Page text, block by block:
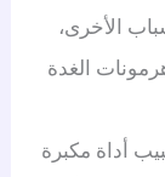
الأخرى،
الغدة
أداة مكبرة